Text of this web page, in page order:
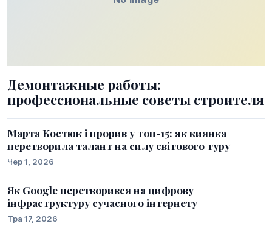
Демонтажные работы:
профессиональные советы строителя
Марта Костюк і прорив у топ-15: як киянка
перетворила талант на силу світового туру
Чер 1, 2026
Як Google перетворився на цифрову
інфраструктуру сучасного інтернету
Тра 17, 2026